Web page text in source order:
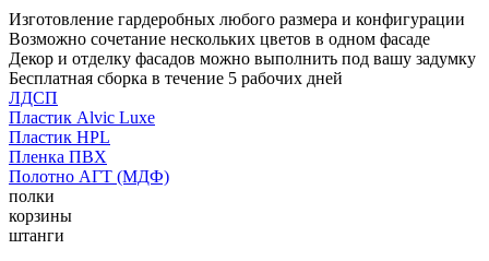
Изготовление гардеробных любого размера и конфигурации
Возможно сочетание нескольких цветов в одном фасаде
Декор и отделку фасадов можно выполнить под вашу задумку
Бесплатная сборка в течение 5 рабочих дней
ЛДСП
Пластик Alvic Luxe
Пластик HPL
Пленка ПВХ
Полотно АГТ (МДФ)
полки
корзины
штанги